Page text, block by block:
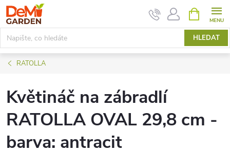
Přejít
na
obsah
HLEDAT
NÁKUPNÍ
KOŠÍK
RATOLLA
Květináč na zábradlí
RATOLLA OVAL 29,8 cm -
barva: antracit